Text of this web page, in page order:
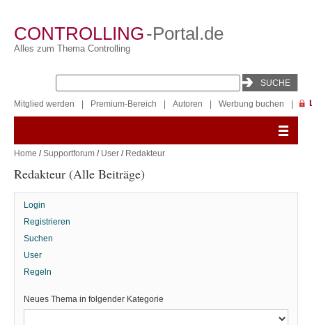
CONTROLLING-Portal.de
Alles zum Thema Controlling
Mitglied werden Premium-Bereich Autoren Werbung buchen
Home /Supportforum / User / Redakteur
Redakteur (Alle Beiträge)
Login
Registrieren
Suchen
User
Regeln
Neues Thema in folgender Kategorie